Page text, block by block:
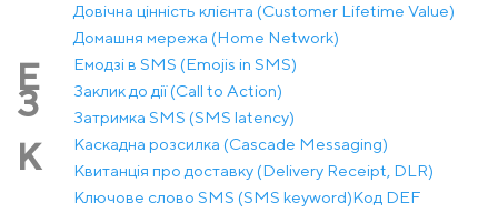
Довічна цінність клієнта (Customer Lifetime Value)
Домашня мережа (Home Network)
Е Емодзі в SMS (Emojis in SMS)
З
Заклик до дії (Call to Action)
Затримка SMS (SMS latency)
К
Каскадна розсилка (Cascade Messaging)
Квитанція про доставку (Delivery Receipt, DLR)
Ключове слово SMS (SMS keyword)Код DEF